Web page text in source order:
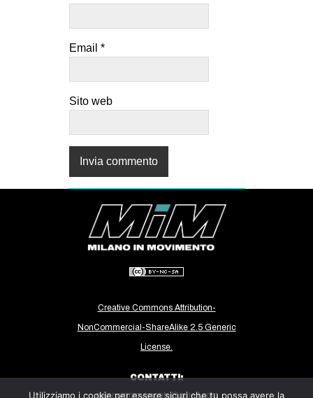
Email *
Sito web
Creative Commons Attribution-
NonCommercial-ShareAlike 2.5 Generic
License.
CONTATTI:
milanoinmovimento@gmail.com
Utilizziamo i cookie per essere sicuri che tu possa avere la